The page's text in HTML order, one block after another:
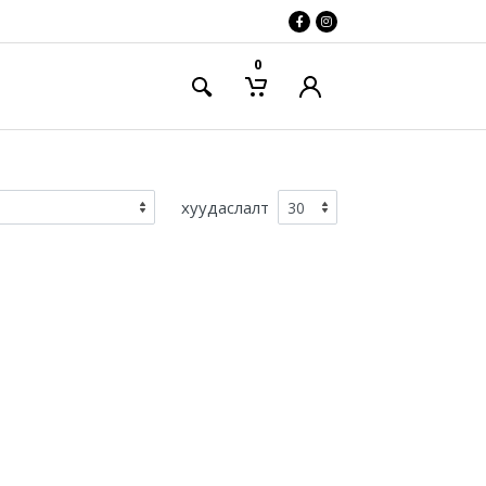
0
хуудаслалт